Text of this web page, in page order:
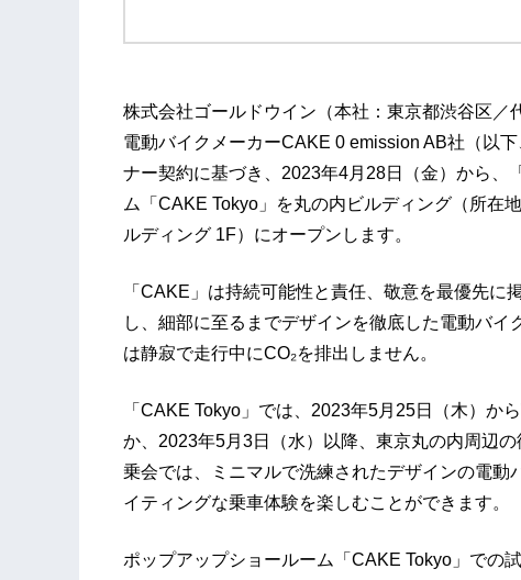
株式会社ゴールドウイン（本社：東京都渋谷区
電動バイクメーカーCAKE 0 emission AB社（以
ナー契約に基づき、2023年4月28日（金）から、
ム「CAKE Tokyo」を丸の内ビルディング（所在
ルディング 1F）にオープンします。
「CAKE」は持続可能性と責任、敬意を最優先
し、細部に至るまでデザインを徹底した電動バ
は静寂で走行中にCO₂を排出しません。
「CAKE Tokyo」では、2023年5月25日（木）か
か、2023年5月3日（水）以降、東京丸の内周辺
乗会では、ミニマルで洗練されたデザインの電
イティングな乗車体験を楽しむことができます。
ポップアップショールーム「CAKE Tokyo」での